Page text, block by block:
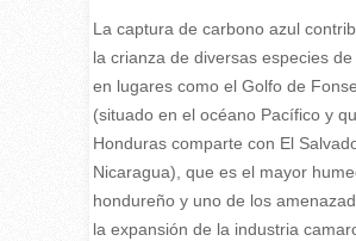
La captura de carbono azul
la crianza de diversas especies de
en lugares como el Golfo de
(situado en el océano Pacífico y
Honduras comparte con El
Nicaragua), que es el mayor
hondureño y uno de los
la expansión de la industria